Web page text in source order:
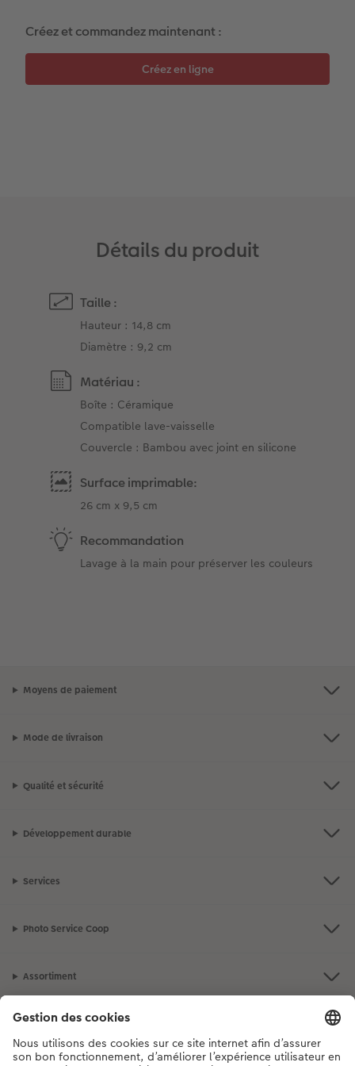
Accessoires
Créez et commandez maintenant :
Détails du produit
Taille :
Hauteur : 14,8 cm
Diamètre : 9,2 cm
Matériau :
Boîte : Céramique
Compatible lave-vaisselle
Couvercle : Bambou avec joint en silicone
Surface imprimable:
26 cm x 9,5 cm
Recommandation
Lavage à la main pour préserver les couleurs
Moyens de paiement
Mode de livraison
Qualité et sécurité
Développement durable
Services
Photo Service Coop
Assortiment
Notre sélection